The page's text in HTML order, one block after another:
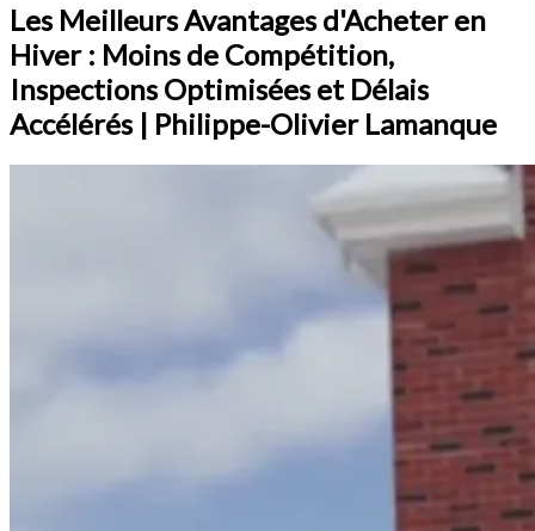
Les Meilleurs Avantages d'Acheter en
Hiver : Moins de Compétition,
Inspections Optimisées et Délais
Accélérés | Philippe-Olivier Lamanque